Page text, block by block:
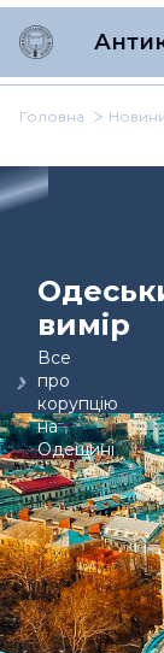
Головна
вимір
Все
про
корупцію
на
Одещині